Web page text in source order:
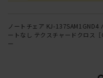
ノートチェア KJ-137SAM1GND4
ートなし テクスチャードクロス
ー